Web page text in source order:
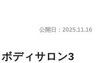
公開日： 2025.11.16
ボディサロン3